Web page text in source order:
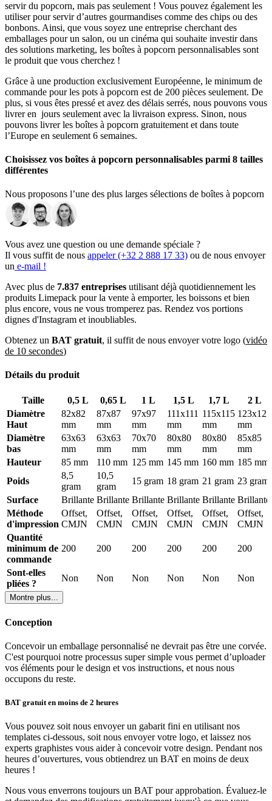
servir du popcorn, mais pas seulement ! Vous pouvez également les
utiliser pour servir d’autres gourmandises comme des chips ou des
bonbons. Ainsi, que vous soyez une entreprise cherchant des
emballages pour un salon, ou un cinéma qui souhaite investir dans
des solutions marketing, les boîtes à popcorn personnalisables sont
le produit que vous cherchez !
Grâce à une production exclusivement Européenne, le minimum de
commande pour les pots à popcorn est de 200 pièces seulement. De
plus, si vous êtes pressé et avez des délais serrés, nous pouvons vous
livrer en jours seulement avec la livraison express. Sinon, nous
pouvons livrer les boîtes à popcorn gratuitement et dans toute
l’Europe en seulement 6 semaines.
Choisissez vos boîtes à popcorn personnalisables parmi 8 tailles
différentes
Nous proposons l’une des plus larges sélections de boîtes à popcorn
personnalisées, vous offrant de multiples opportunités et répondant à
tous vos besoins. Les boîtes à popcorn sont disponibles dans les
tailles suivantes :
0,5 L (17 oz)
0,65 L (22 oz)
1 L (34 oz)
1,7 L (61 oz)
2 L (68 oz)
2,5 L (85 oz)
3 L (102 oz)
Si vous avez besoin de plus d’informations concernant les
dimensions des différentes boîtes, vous pouvez cliquer sur l’ongle «
Cette large sélection de pots vous offre la possibilité de trouver la
boîte la mieux adaptée à vos besoins. Les petites tailles sont
principalement utilisées pour des événements ou par des entreprises
allant à des salons, mais peuvent également être utiliser par des clubs
de sport pendant une compétition pour vendre des snacks au public.
Les tailles plus larges sont principalement utilisées dans des lieux
liés au divertissement comme les cinémas, les théâtres, les zoos ou
Obtenez des boîtes à popcorn faciles à plier
Nosboîtes à popcorn
pour la livraison. De ce fait, vous devez plier les boîtes à popcorn
vous-même avant de les utiliser. Nous proposons les boîtes à
popcorn sous deux formats différents : pliage manuel ou pliage
facile.
Le pliage manuel signifie que les boîtes à plat ont 4 languettes que
pliage facile veut dire que le fond est déjà pré-collé et formé, et que
Des boîtes à popcorn imprimées dans toutes les couleurs que
vous souhaitez
Nous imprimons avec le code couleur Pantone, ce qui veut dire que
design, sans coût supplémentaire. Notre équipe de design est à votre
service gratuitement pour vous aider à réaliser le design de vos
emballages personnalisés.
Montre plus...
Vous avez une question ou une demande spéciale ?
Il vous suffit de nous appeler (+32 2 888 17 33) ou de nous envoyer
un e-mail !
Avec plus de 7.837 entreprises utilisant déjà quotidiennement les
produits Limepack pour la vente à emporter, les boissons et bien
plus encore, vous ne vous tromperez pas. Rendez vos portions
dignes d'Instagram et inoubliables.
Obtenez un BAT gratuit, il suffit de nous envoyer votre logo (vidéo
de 10 secondes)
Détails du produit
Taille 0,5 L 0,65 L 1 L 1,5 L 1,7 L
2 L
Diamètre
Haut
82x82
mm
87x87
mm
97x97
mm
111x111
mm
115x115
mm
123x123
mm
Diamètre
bas
63x63
mm
63x63
mm
70x70
mm
80x80
mm
80x80
mm
85x85
mm
Hauteur
85 mm 110 mm 125 mm 145 mm 160 mm 185 mm
Poids
8,5
gram
10,5
gram
15 gram 18 gram 21 gram 23 gram
Surface
Brillante Brillante Brillante Brillante Brillante Brillante
Méthode
d'impression
Offset,
CMJN
Offset,
CMJN
Offset,
CMJN
Offset,
CMJN
Offset,
CMJN
Offset,
CMJN
Quantité
minimum de
commande
200 200 200 200 200 200
Sont-elles
pliées ?
Non Non Non Non Non Non
Montre plus...
Conception
Concevoir un emballage personnalisé ne devrait pas être une corvée.
C'est pourquoi notre processus super simple vous permet d’uploader
vos éléments pour le design et vos instructions, et nous nous
occupons du reste.
BAT gratuit en moins de 2 heures
Vous pouvez soit nous envoyer un gabarit fini en utilisant nos
templates ci-dessous, soit nous envoyer votre logo, et laissez nos
experts graphistes vous aider à concevoir votre design. Pendant nos
heures d’ouvertures, vous obtiendrez un BAT en moins de deux
heures !
Nous vous enverrons toujours un BAT pour approbation. Évaluez-le